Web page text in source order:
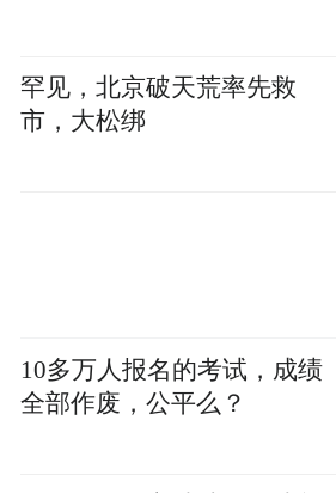
罕见，北京破天荒率先救
市，大松绑
10多万人报名的考试，成绩
全部作废，公平么？